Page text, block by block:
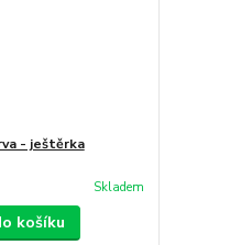
- ještěrka
Skladem
košíku